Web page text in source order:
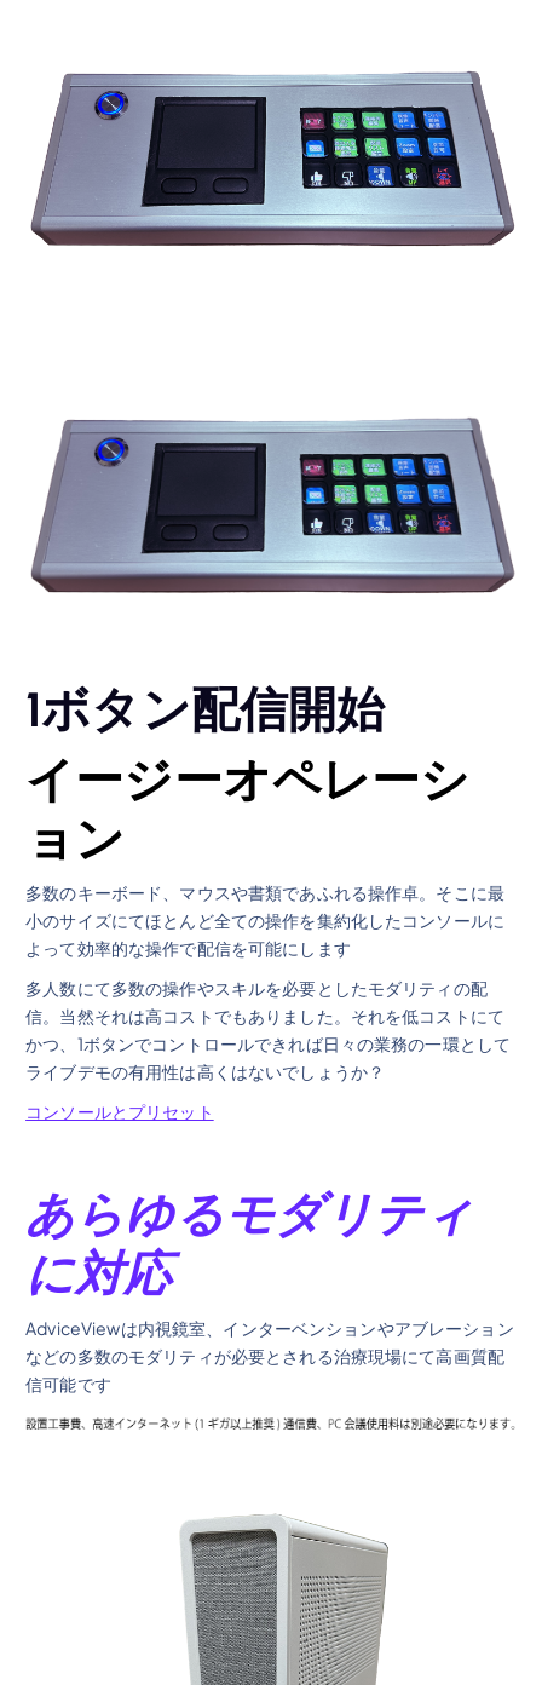
1ボタン配信開始
イージーオペレーシ
ョン
多数のキーボード、マウスや書類であふれる操作卓。そこに最
小のサイズにてほとんど全ての操作を集約化したコンソールに
よって効率的な操作で配信を可能にします
多人数にて多数の操作やスキルを必要としたモダリティの配
信。当然それは高コストでもありました。それを低コストにて
かつ、1ボタンでコントロールできれば日々の業務の一環として
ライブデモの有用性は高くはないでしょうか？
コンソールとプリセット
あらゆるモダリティ
に対応
AdviceViewは内視鏡室、インターベンションやアブレーション
などの多数のモダリティが必要とされる治療現場にて高画質配
信可能です